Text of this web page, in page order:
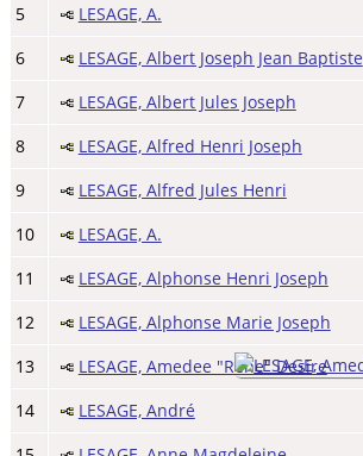
5
LESAGE, A.
6
LESAGE, Albert Joseph Jean Baptiste
7
LESAGE, Albert Jules Joseph
8
LESAGE, Alfred Henri Joseph
9
LESAGE, Alfred Jules Henri
10
LESAGE, A.
11
LESAGE, Alphonse Henri Joseph
12
LESAGE, Alphonse Marie Joseph
13
LESAGE, Amedee "Rene" Desire
14
LESAGE, André